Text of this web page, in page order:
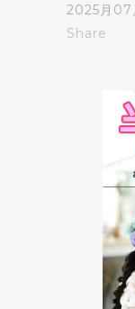
2025月07
Share